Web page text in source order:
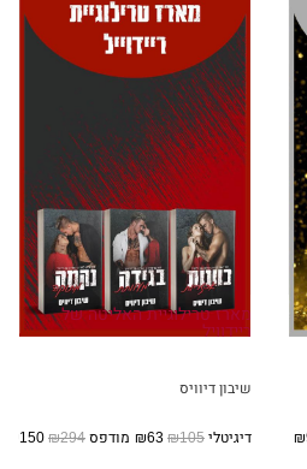
מארז טרילוגיית האליטה של
ריידוויל
שיבון דיוויס
דיגיטלי₪105 מודפס₪294